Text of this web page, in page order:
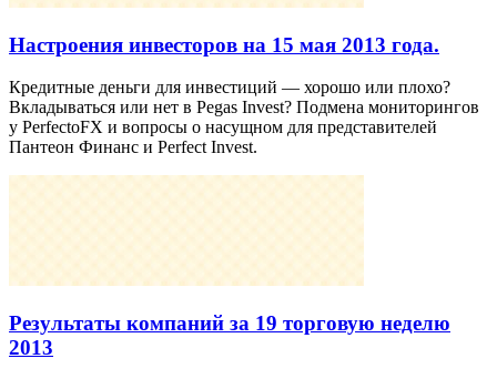
Настроения инвесторов на 15 мая 2013 года.
Кредитные деньги для инвестиций — хорошо или плохо?
Вкладываться или нет в Pegas Invest? Подмена мониторингов
у PerfectoFX и вопросы о насущном для представителей
Пантеон Финанс и Perfect Invest.
Результаты компаний за 19 торговую неделю
2013